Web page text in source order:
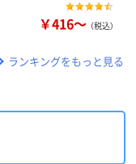
￥416～ （税込）
ランキングをもっと見る